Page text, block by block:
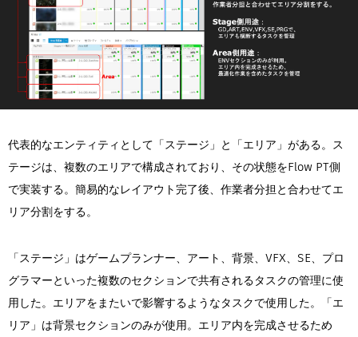
代表的なエンティティとして「ステージ」と「エリア」がある。ス
テージは、複数のエリアで構成されており、その状態をFlow PT側
で実装する。簡易的なレイアウト完了後、作業者分担と合わせてエ
リア分割をする。
「ステージ」はゲームプランナー、アート、背景、VFX、SE、プロ
グラマーといった複数のセクションで共有されるタスクの管理に使
用した。エリアをまたいで影響するようなタスクで使用した。「エ
リア」は背景セクションのみが使用。エリア内を完成させるため